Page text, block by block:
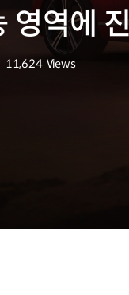
영역에
11,624 Views